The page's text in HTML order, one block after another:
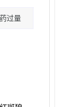
过量